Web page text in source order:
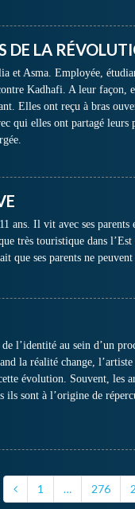
DE LA
et Asma. Employée,
Kadhafi. A leur façon,
Elles ont reçu à bras
qui elles ont partagé leurs
ans. Il vit avec ses parents
très touristique dans
que ses parents ne
l’identité au sein d’un
la réalité change,
évolution. Souvent, les
ils sont à l’origine de
1 … 276